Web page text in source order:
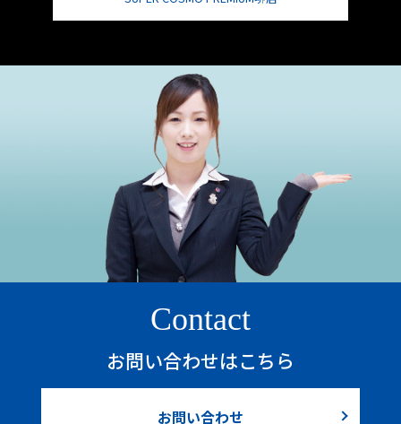
Contact
お問い合わせはこちら
お問い合わせ